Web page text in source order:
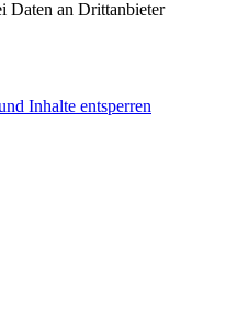
Daten an Drittanbieter
Inhalte entsperren